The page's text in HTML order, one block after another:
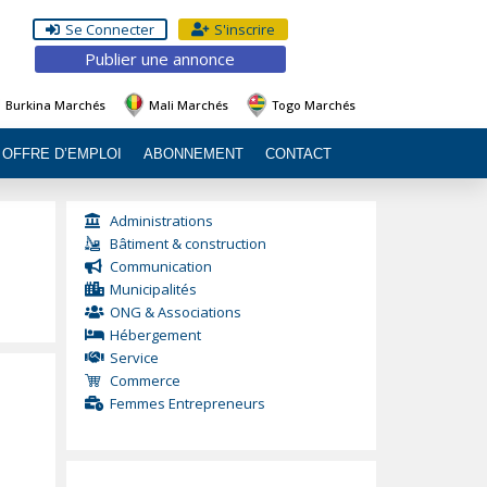
Se Connecter S'inscrire
Publier une annonce
Burkina Marchés Mali Marchés Togo Marchés
OFFRE D’EMPLOI ABONNEMENT CONTACT
Administrations
Bâtiment & construction
Communication
Municipalités
ONG & Associations
Hébergement
Service
Commerce
Femmes Entrepreneurs